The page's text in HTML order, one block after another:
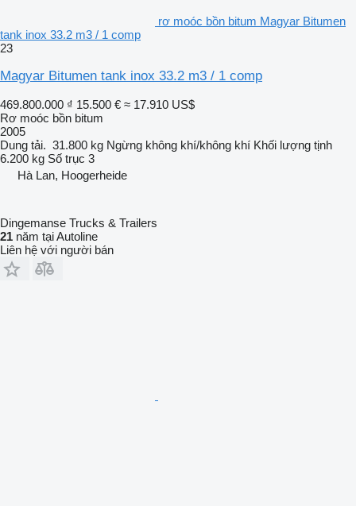
rơ moóc bồn bitum Magyar Bitumen
tank inox 33.2 m3 / 1 comp
23
Magyar Bitumen tank inox 33.2 m3 / 1 comp
469.800.000 ₫ 15.500 € ≈ 17.910 US$
Rơ moóc bồn bitum
2005
Dung tải. 31.800 kg Ngừng không khí/không khí Khối lượng tịnh
6.200 kg Số trục 3
Hà Lan, Hoogerheide
Dingemanse Trucks & Trailers
21 năm tại Autoline
Liên hệ với người bán